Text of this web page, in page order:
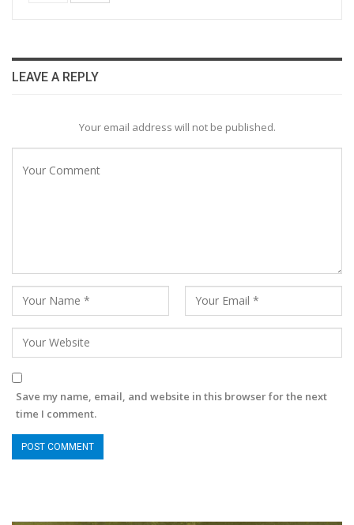
LEAVE A REPLY
Your email address will not be published.
Save my name, email, and website in this browser for the next
time I comment.